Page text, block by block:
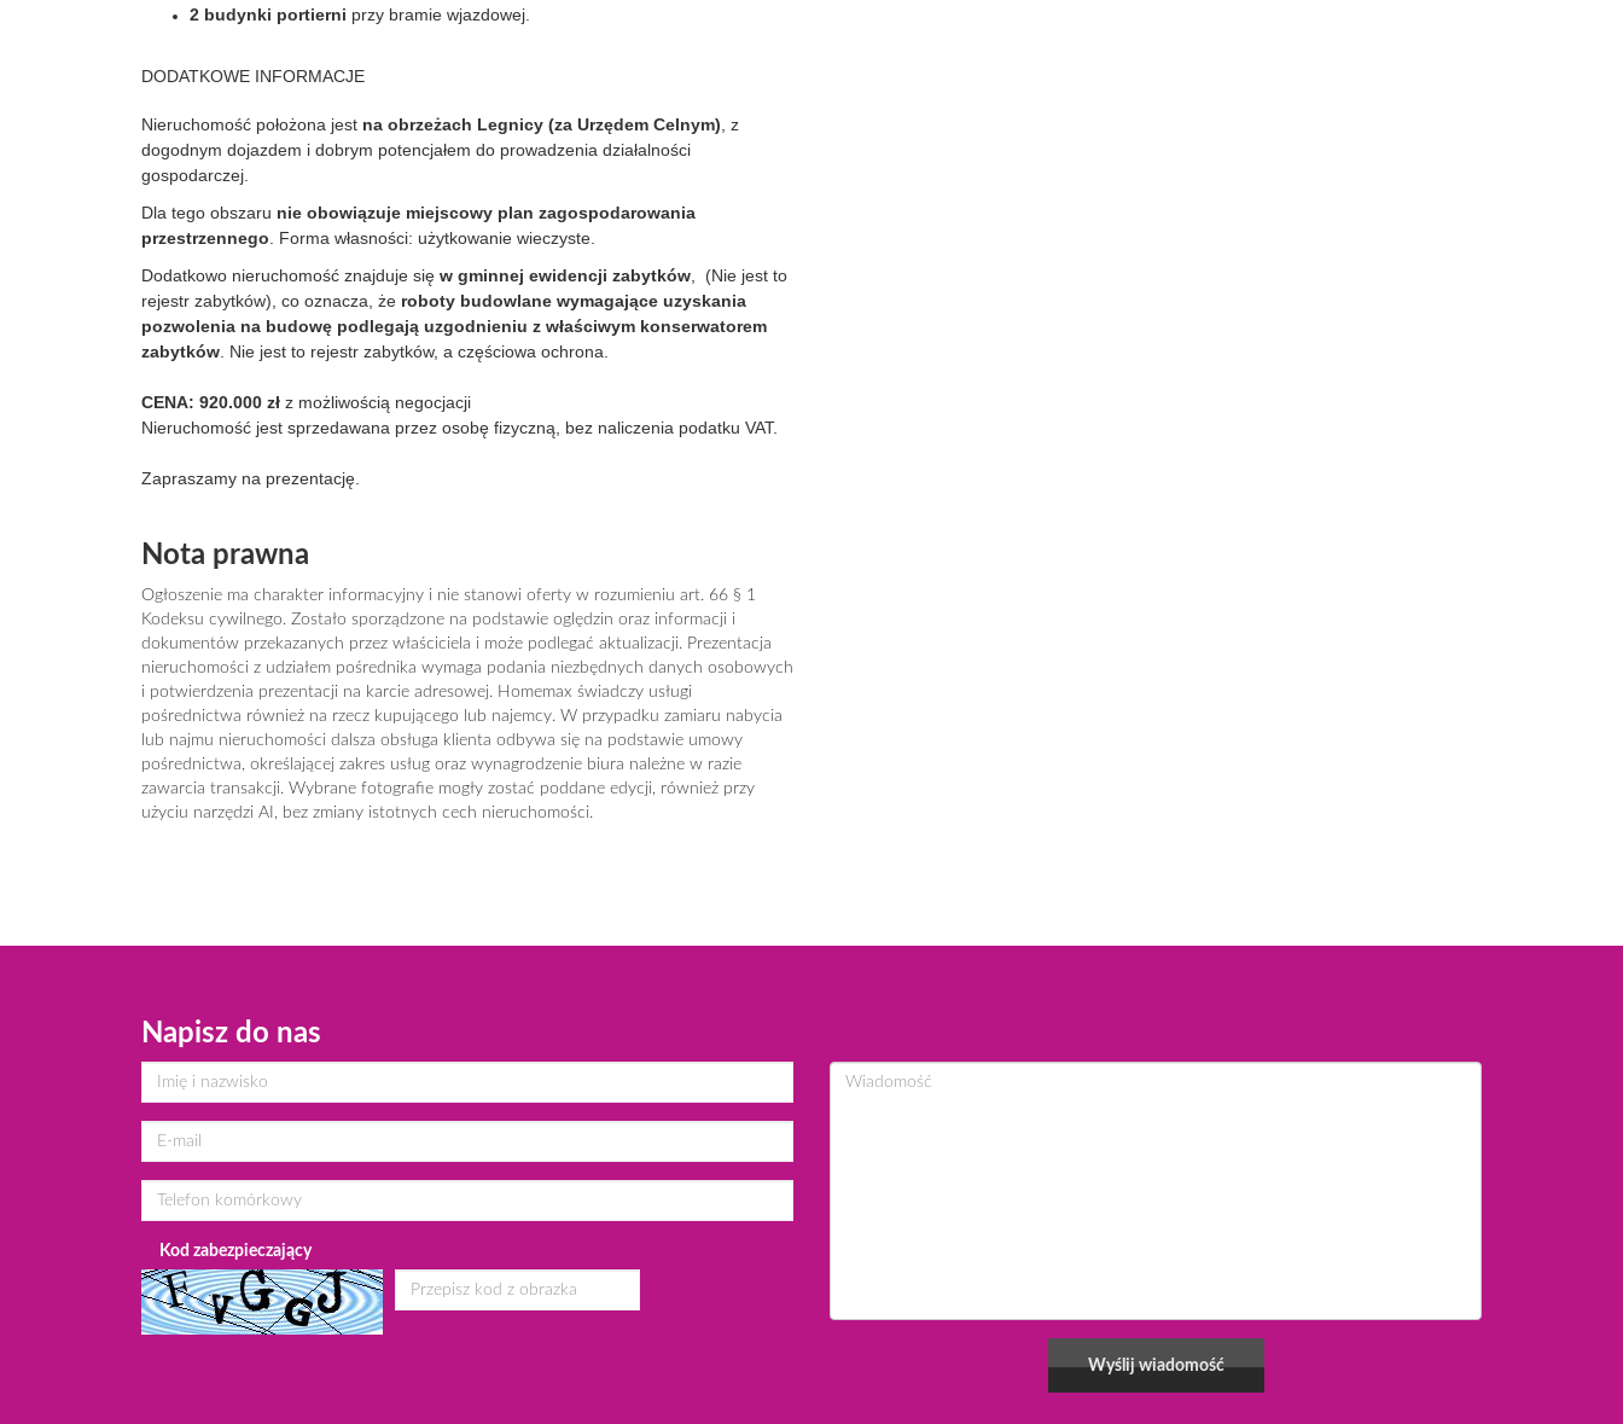
2 budynki portierni przy bramie wjazdowej.
DODATKOWE INFORMACJE
Nieruchomość położona jest na obrzeżach Legnicy (za Urzędem Celnym) , z
dogodnym dojazdem i dobrym potencjałem do prowadzenia działalności
gospodarczej.
Dla tego obszaru nie obowiązuje miejscowy plan zagospodarowania
przestrzennego . Forma własności: użytkowanie wieczyste.
Dodatkowo nieruchomość znajduje się w gminnej ewidencji zabytków , (Nie jest to
rejestr zabytków), co oznacza, że roboty budowlane wymagające uzyskania
pozwolenia na budowę podlegają uzgodnieniu z właściwym konserwatorem
zabytków . Nie jest to rejestr zabytków, a częściowa ochrona.
CENA: 920.000 zł z możliwością negocjacji
Nieruchomość jest sprzedawana przez osobę fizyczną, bez naliczenia podatku VAT.
Zapraszamy na prezentację.
Nota prawna
Ogłoszenie ma charakter informacyjny i nie stanowi oferty w rozumieniu art. 66 § 1
Kodeksu cywilnego. Zostało sporządzone na podstawie oględzin oraz informacji i
dokumentów przekazanych przez właściciela i może podlegać aktualizacji. Prezentacja
nieruchomości z udziałem pośrednika wymaga podania niezbędnych danych osobowych
i potwierdzenia prezentacji na karcie adresowej. Homemax świadczy usługi
pośrednictwa również na rzecz kupującego lub najemcy. W przypadku zamiaru nabycia
lub najmu nieruchomości dalsza obsługa klienta odbywa się na podstawie umowy
pośrednictwa, określającej zakres usług oraz wynagrodzenie biura należne w razie
zawarcia transakcji. Wybrane fotografie mogły zostać poddane edycji, również przy
użyciu narzędzi AI, bez zmiany istotnych cech nieruchomości.
Napisz do nas
Kod zabezpieczający